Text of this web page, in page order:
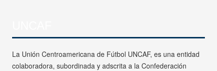
La Unión Centroamericana de Fútbol UNCAF, es una entidad
colaboradora, subordinada y adscrita a la Confederación